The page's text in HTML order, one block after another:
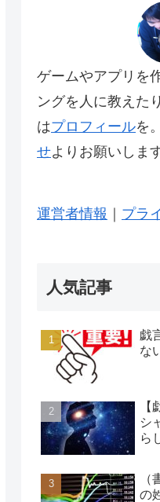
ゲームやアプリを
ングを人に教えた
はプロフィールを
せよりお願いします
運営者情報 プラ
人気記事
戯
な
シ
ら
の